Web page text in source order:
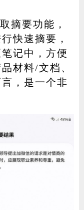
摘要功能，
快速摘要，
记中，方便
材料/文档、
，是一个非